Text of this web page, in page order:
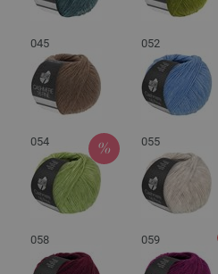
045 052
054 055
058 059